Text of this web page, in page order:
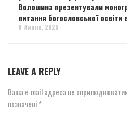
Волошина презентували
питання богословської освіти
8 Липня, 2025
LEAVE A REPLY
Ваша e-mail адреса не
позначені *